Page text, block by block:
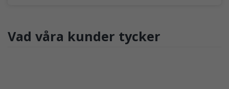
Vad våra kunder tycker